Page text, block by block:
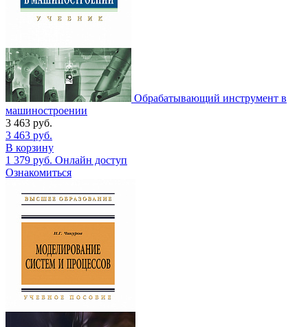
Обрабатывающий инструмент в
машиностроении
3 463 руб.
3 463 руб.
В корзину
1 379 руб. Онлайн доступ
Ознакомиться